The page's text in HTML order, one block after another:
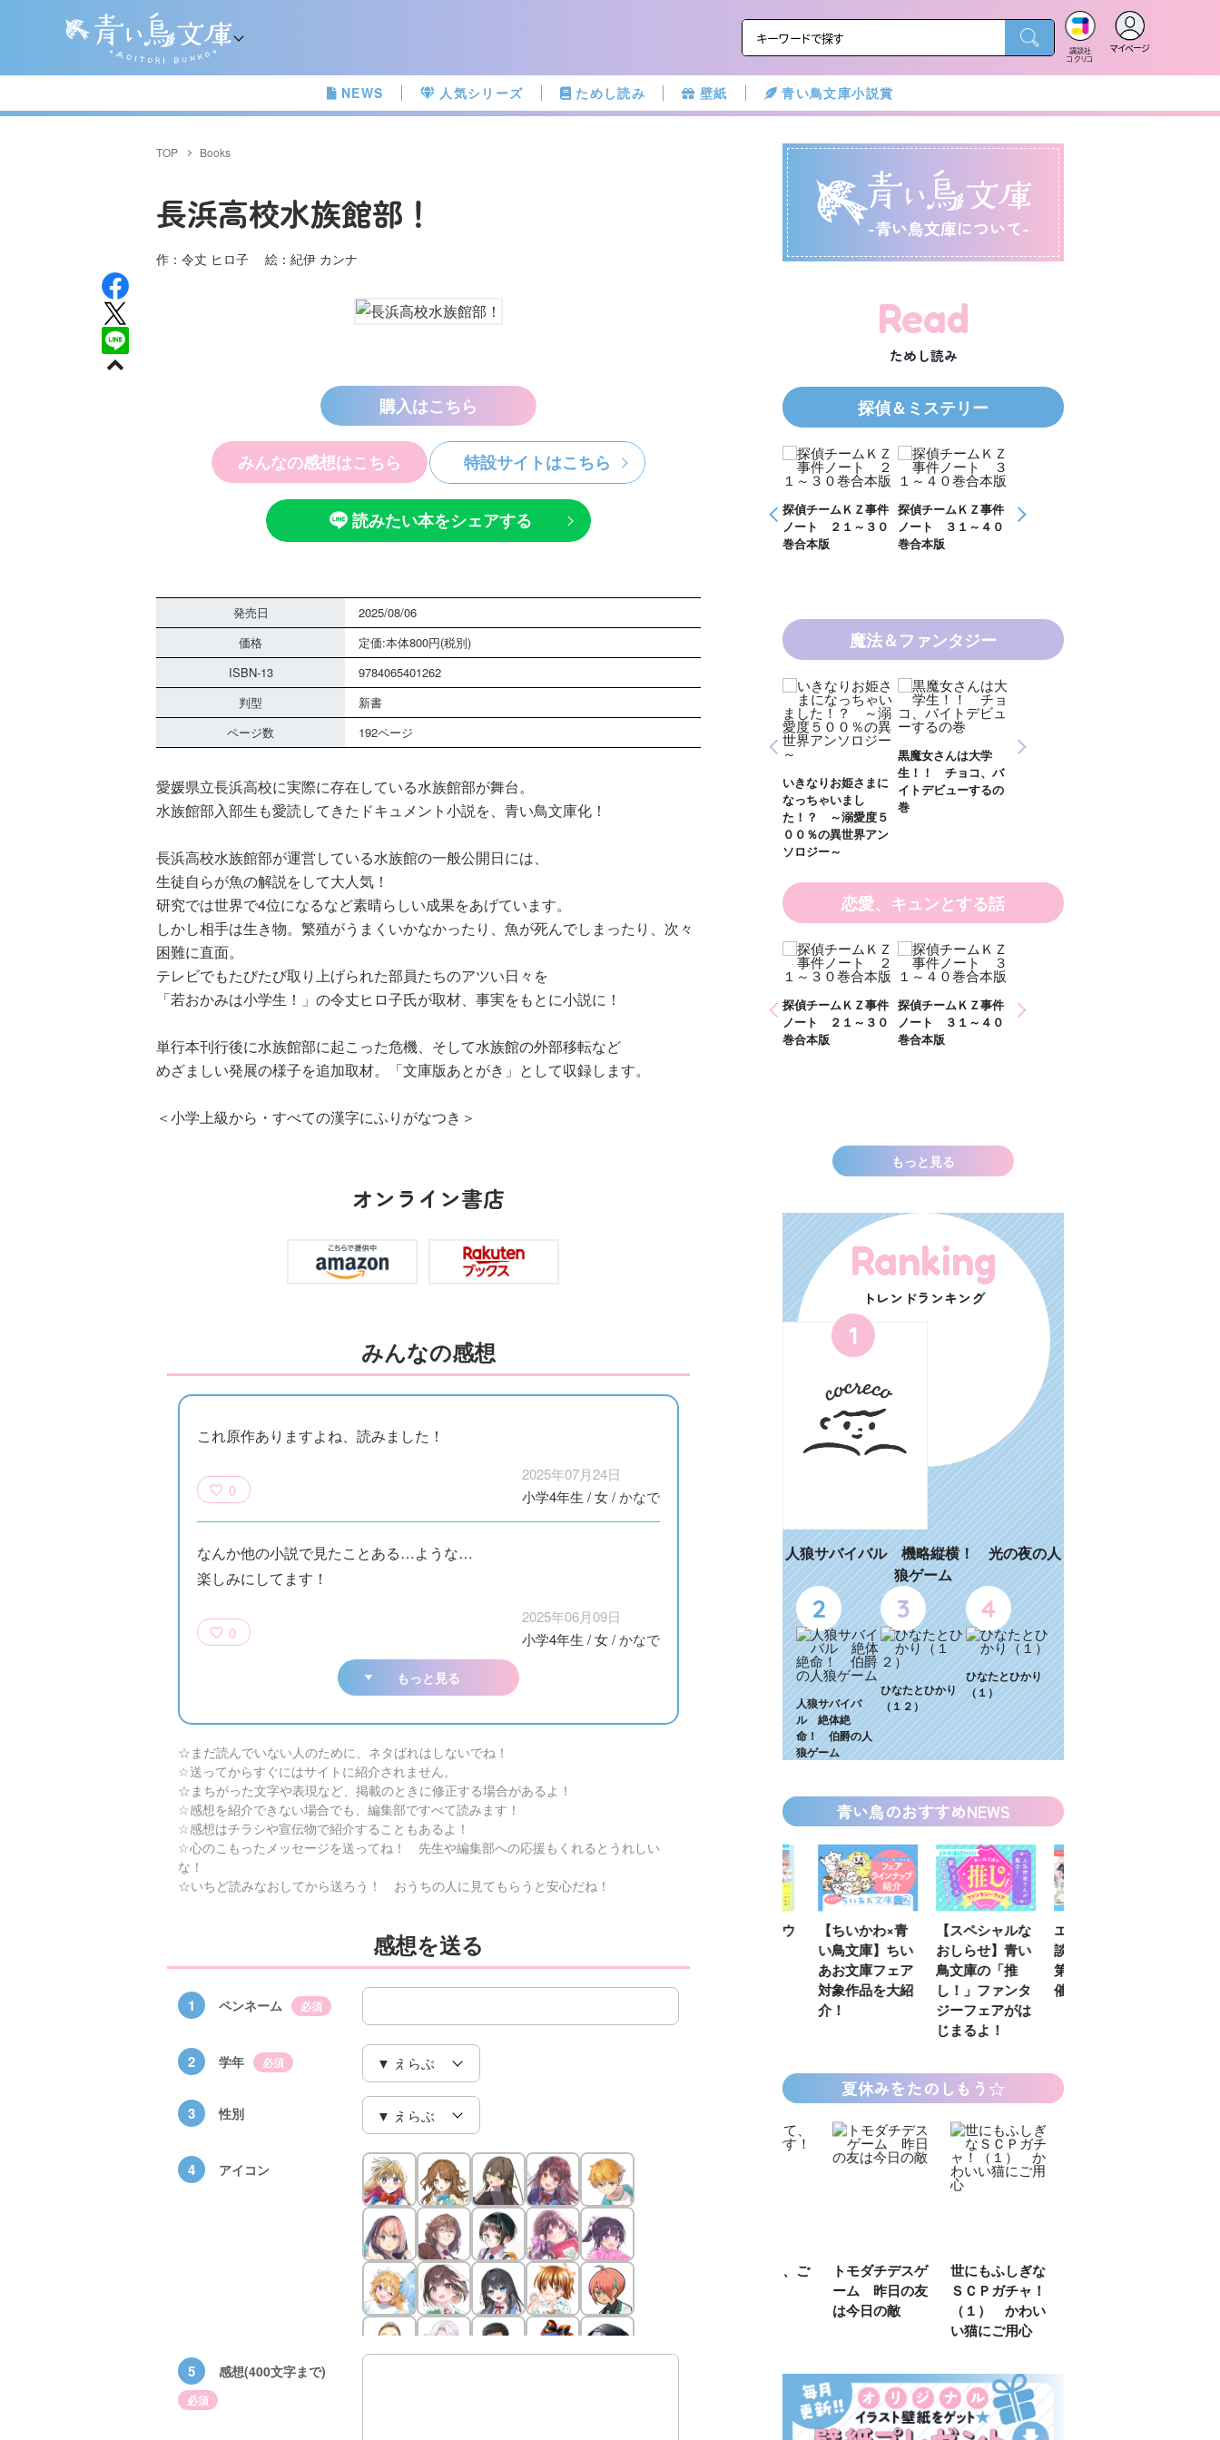
講談社
コクリコ
マイページ
NEWS 人気シリーズ ためし読み 壁紙 青い鳥文庫小説賞
TOP Books
長浜高校水族館部！
作：令丈 ヒロ子 絵：紀伊 カンナ
購入はこちら
みんなの感想はこちら 特設サイトはこちら
読みたい本をシェアする
発売日
2025/08/06
価格
定価:本体800円(税別)
ISBN-13
9784065401262
判型
新書
ページ数
192ページ
愛媛県立長浜高校に実際に存在している水族館部が舞台。
水族館部入部生も愛読してきたドキュメント小説を、青い鳥文庫化！
長浜高校水族館部が運営している水族館の一般公開日には、
生徒自らが魚の解説をして大人気！
研究では世界で4位になるなど素晴らしい成果をあげています。
しかし相手は生き物。繁殖がうまくいかなかったり、魚が死んでしまったり、次々
困難に直面。
テレビでもたびたび取り上げられた部員たちのアツい日々を
「若おかみは小学生！」の令丈ヒロ子氏が取材、事実をもとに小説に！
単行本刊行後に水族館部に起こった危機、そして水族館の外部移転など
めざましい発展の様子を追加取材。「文庫版あとがき」として収録します。
＜小学上級から・すべての漢字にふりがなつき＞
オンライン書店
みんなの感想
これ原作ありますよね、読みました！
0
2025年07月24日
小学4年生 /女/かなで
なんか他の小説で見たことある…ような…
楽しみにしてます！
0
2025年06月09日
小学4年生 /女/かなで
もっと見る
☆まだ読んでいない人のために、ネタばれはしないでね！
☆送ってからすぐにはサイトに紹介されません。
☆まちがった文字や表現など、掲載のときに修正する場合があるよ！
☆感想を紹介できない場合でも、編集部ですべて読みます！
☆感想はチラシや宣伝物で紹介することもあるよ！
☆心のこもったメッセージを送ってね！ 先生や編集部への応援もくれるとうれしい
な！
☆いちど読みなおしてから送ろう！ おうちの人に見てもらうと安心だね！
感想を送る
1 ペンネーム 必須
2 学年 必須
3 性別
4 アイコン
5 感想(400文字まで)
必須
-青い鳥文庫について-
Read
ためし読み
探偵＆ミステリー
探偵チームＫＺ事件
ノート つぶやく死
霊は知っている
怪盗クイーンはサー
カスがお好き ゲー
ムブック
探偵チームＫＺ事件
ノート １～１０巻
合本版
探偵チームＫＺ事件
ノート ２１～３０
探偵チームＫＺ事件
ノート ３１～４０
巻合本版
探偵チームＫＺ事件
ノート １１～２０
巻合本版
ＫＺ’ Ｕｐｐｅｒ
Ｆｉｌｅ 数学者
魔法＆ファンタジー
黒魔女さんは白魔女
さん！？ ６年１
組 黒魔女さんが通
る！！（１８）
法 ６年１組 黒魔
（１７）
いきなりお姫さまに
た！？ ～溺愛度５
黒魔女さんは大学
生！！ チョコ、バ
イトデビューするの
巻
１～１１ 全１１巻
合本版
妖界ナビ・ルナ１～
恋愛、キュンとする話
（９）
ごめん お悩み相談
ＢＯＯＫ
探偵チームＫＺ事件
合本版
探偵チームＫＺ事件
ノート ２１～３０
探偵チームＫＺ事件
ノート ３１～４０
巻合本版
探偵チームＫＺ事件
ノート １１～２０
巻合本版
もっと見る
Ranking
トレンドランキング
1
人狼サバイバル 機略縦横！ 光の夜の人
狼ゲーム
2
人狼サバイバ
ル 絶体絶
命！ 伯爵の人
狼ゲーム
3
ひなたとひかり
（１２）
4
ひなたとひかり
（１）
青い鳥のおすすめNEWS
第９回小説賞開
催のおしらせ
る‼』ついにコ
ミカライズ！
KZ高校生編、つ
いに始動！ 限
定特典＆ヒミツ
の参加企画も!?
み！ 青い鳥文
庫の名作「電子
め
【ちいかわ×青
い鳥文庫】ちい
あお文庫フェア
対象作品を大紹
【スペシャルな
おしらせ】青い
鳥文庫の「推
し！」ファンタ
ジーフェアがは
じまるよ！
エブリスタ×講
談社青い鳥文庫
第９回小説賞開
催のおしらせ
夏休みをたのしもう☆
世にもふしぎな
ＳＣＰガチャ！
（１） かわい
カラフルピーチ
はちゃめちゃ事
件簿
長浜高校水族館
部！
トモダチデスゲ
ーム 昨日の友
世にもふしぎな
ＳＣＰガチャ！
（１） かわい
い猫にご用心
カラフルピーチ
はちゃめちゃ事
件簿